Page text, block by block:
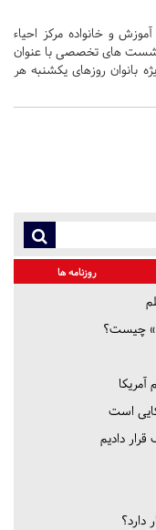
و خانواده مرکز احیاء
نشست های تخصصی با عنوان
بانوان روزهای یکشنبه هر
روزنامه ها
چیست؟
آمریکا
است
دادیم
دارد؟